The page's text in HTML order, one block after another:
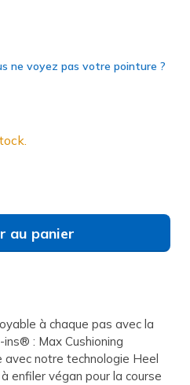
ne voyez pas votre pointure ?
au panier
à chaque pas avec la
: Max Cushioning
notre technologie Heel
enfiler végan pour la course